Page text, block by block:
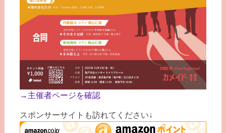
→主催者ページを確認
スポンサーサイトも訪れてください↓